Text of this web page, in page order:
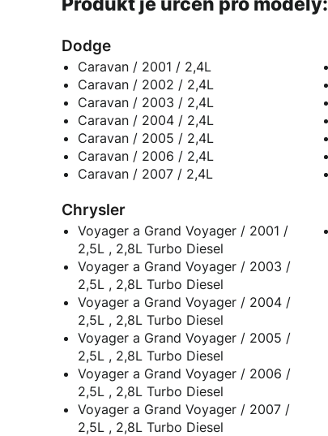
Dodge
Caravan / 2001 / 2,4L
Caravan / 2002 / 2,4L
Caravan / 2003 / 2,4L
Caravan / 2004 / 2,4L
Caravan / 2005 / 2,4L
Caravan / 2006 / 2,4L
Caravan / 2007 / 2,4L
Chrysler
Voyager a Grand Voyager / 2001 /
2,5L , 2,8L Turbo Diesel
Voyager a Grand Voyager / 2003 /
2,5L , 2,8L Turbo Diesel
Voyager a Grand Voyager / 2004 /
2,5L , 2,8L Turbo Diesel
Voyager a Grand Voyager / 2005 /
2,5L , 2,8L Turbo Diesel
Voyager a Grand Voyager / 2006 /
2,5L , 2,8L Turbo Diesel
Voyager a Grand Voyager / 2007 /
2,5L , 2,8L Turbo Diesel